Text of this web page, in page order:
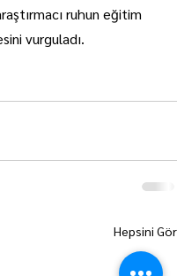
ruhun eğitim
vurguladı.
Hepsini Gör